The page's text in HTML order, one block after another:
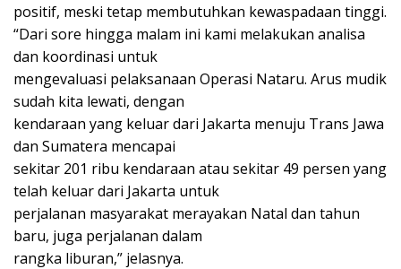
positif, meski tetap membutuhkan kewaspadaan tinggi.
“Dari sore hingga malam ini kami melakukan analisa
dan koordinasi untuk
mengevaluasi pelaksanaan Operasi Nataru. Arus mudik
sudah kita lewati, dengan
kendaraan yang keluar dari Jakarta menuju Trans Jawa
dan Sumatera mencapai
sekitar 201 ribu kendaraan atau sekitar 49 persen yang
telah keluar dari Jakarta untuk
perjalanan masyarakat merayakan Natal dan tahun
baru, juga perjalanan dalam
rangka liburan,” jelasnya.